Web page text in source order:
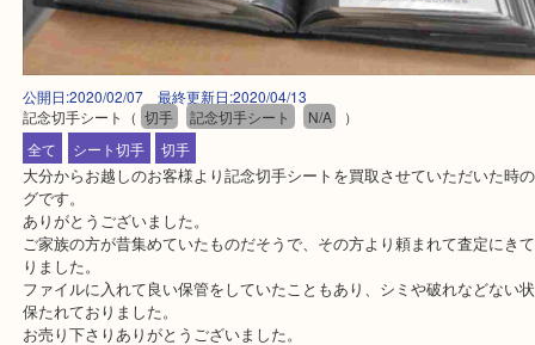
公開日:2020/02/07 最終更新日:2020/04/13
記念切手シート（ 切手 記念切手シート N/A ）
全て
シート切手 切手
大分からお越しのお客様より記念切手シートを買取させていただい
グです。